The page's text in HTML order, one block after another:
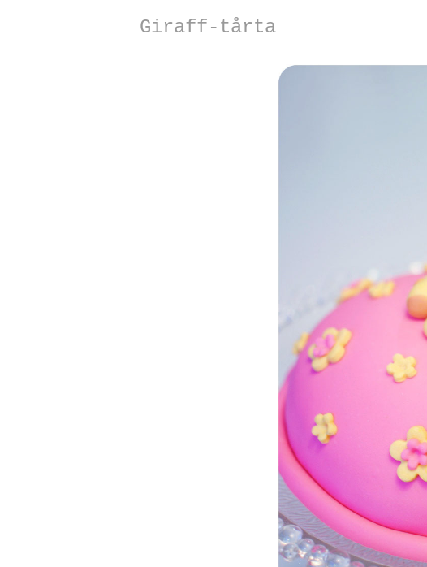
Giraff-tårta